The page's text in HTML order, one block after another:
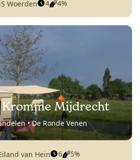
Woerden 4 4%
Kromme Mijdrecht
• De Ronde Venen
van Hein 6 5%